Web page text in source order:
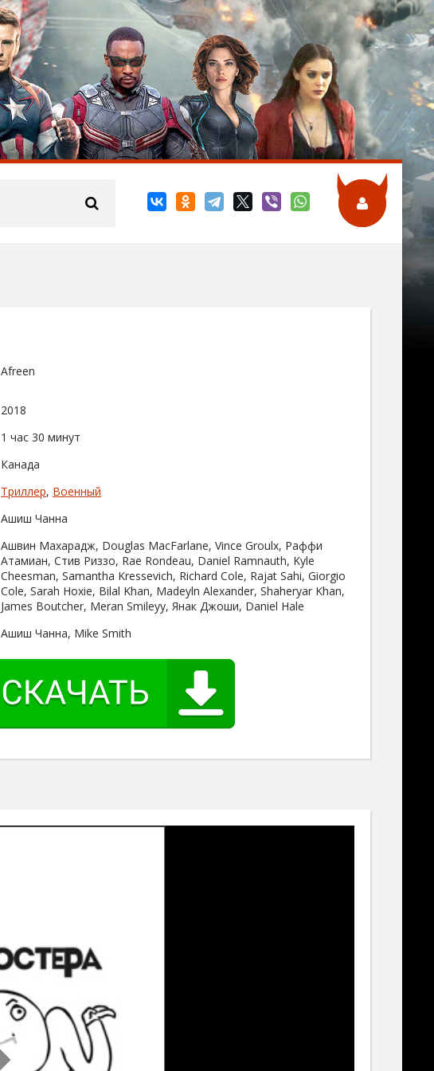
Afreen
2018
1 час 30 минут
Канада
Триллер, Военный
Ашиш Чанна
Ашвин Махарадж, Douglas MacFarlane, Vince Groulx, Раффи
Атамиан, Стив Риззо, Rae Rondeau, Daniel Ramnauth, Kyle
Cheesman, Samantha Kressevich, Richard Cole, Rajat Sahi, Giorgio
Cole, Sarah Hoxie, Bilal Khan, Madeyln Alexander, Shaheryar Khan,
James Boutcher, Meran Smileyy, Янак Джоши, Daniel Hale
Ашиш Чанна, Mike Smith